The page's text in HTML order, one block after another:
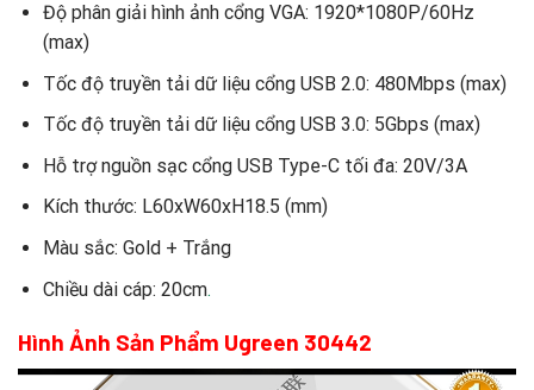
Độ phân giải hình ảnh cổng VGA: 1920*1080P/60Hz
(max)
Tốc độ truyền tải dữ liệu cổng USB 2.0: 480Mbps (max)
Tốc độ truyền tải dữ liệu cổng USB 3.0: 5Gbps (max)
Hỗ trợ nguồn sạc cổng USB Type-C tối đa: 20V/3A
Kích thước: L60xW60xH18.5 (mm)
Màu sắc: Gold + Trắng
Chiều dài cáp: 20cm.
Hình Ảnh Sản Phẩm Ugreen 30442